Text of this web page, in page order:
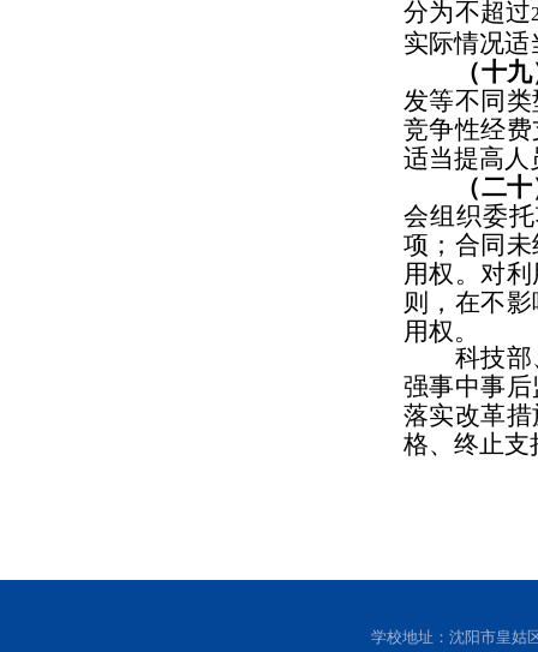
分为不超过
实际情况
（十
发等不同
竞争性经
适当提高人
（二
会组织委
项；合同
用权。对
则，在不
用权。
科技
强事中事
落实改革
格、终止支
学校地址：沈阳市皇姑